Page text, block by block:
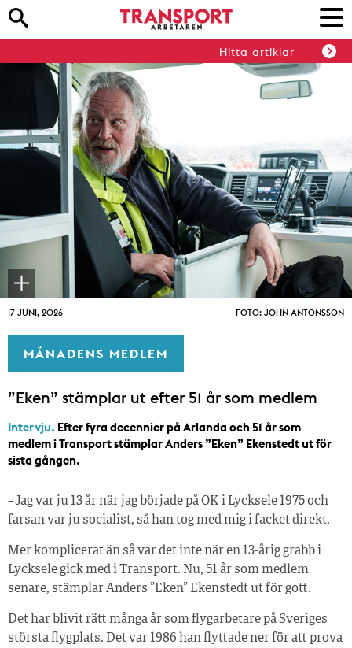
Hitta artiklar
17 JUNI, 2026 FOTO: JOHN ANTONSSON
MÅNADENS MEDLEM
”Eken” stämplar ut efter 51 år som medlem
Intervju. Efter fyra decennier på Arlanda och 51 år som
medlem i Transport stämplar Anders ”Eken” Ekenstedt ut för
sista gången.
– Jag var ju 13 år när jag började på OK i Lycksele 1975 och
farsan var ju socialist, så han tog med mig i facket direkt.
Mer komplicerat än så var det inte när en 13-årig grabb i
Lycksele gick med i Transport. Nu, 51 år som medlem
senare, stämplar Anders ”Eken” Ekenstedt ut för gott.
Det har blivit rätt många år som flyg­arbetare på Sveriges
största flygplats. Det var 1986 han flyttade ner för att prova